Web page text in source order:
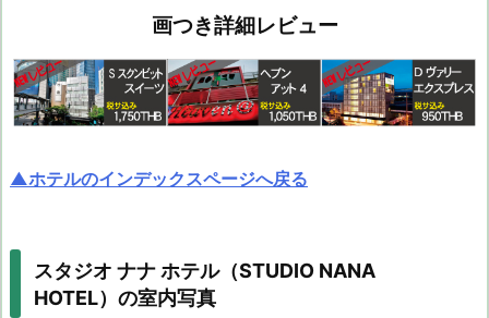
画つき詳細レビュー
▲ホテルのインデックスページへ戻る
スタジオ ナナ ホテル（STUDIO NANA
HOTEL）の室内写真